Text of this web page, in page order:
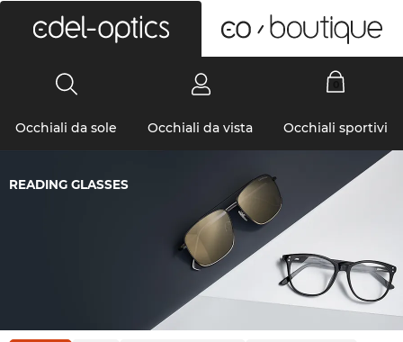
Occhiali da sole Occhiali da vista Occhiali sportivi
READING GLASSES